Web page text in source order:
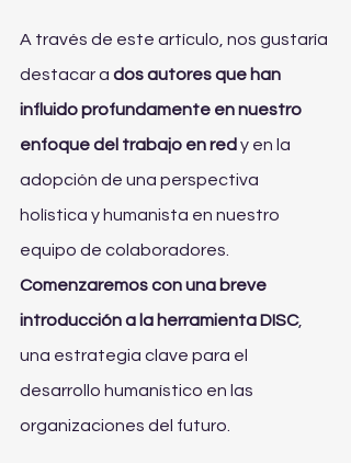
A través de este artículo, nos gustaría
destacar a dos autores que han
influido profundamente en nuestro
enfoque del trabajo en red y en la
adopción de una perspectiva
holística y humanista en nuestro
equipo de colaboradores.
Comenzaremos con una breve
introducción a la herramienta DISC,
una estrategia clave para el
desarrollo humanístico en las
organizaciones del futuro.